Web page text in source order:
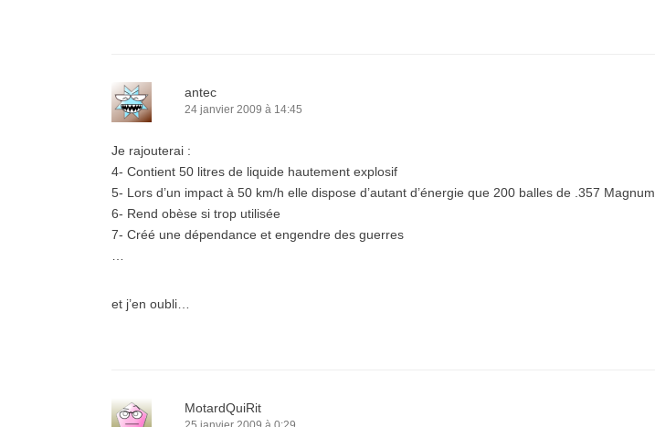
antec
24 janvier 2009 à 14:45
Je rajouterai :
4- Contient 50 litres de liquide hautement explosif
5- Lors d’un impact à 50 km/h elle dispose d’autant d’énergie que 200 balles de .357 Magnum
6- Rend obèse si trop utilisée
7- Créé une dépendance et engendre des guerres
et j’en oubli…
MotardQuiRit